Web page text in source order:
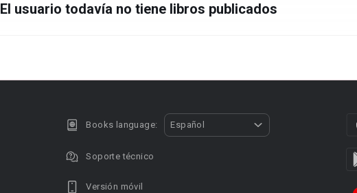
El usuario todavía no tiene libros publicados
Books language: Español
Soporte técnico
Versión móvil